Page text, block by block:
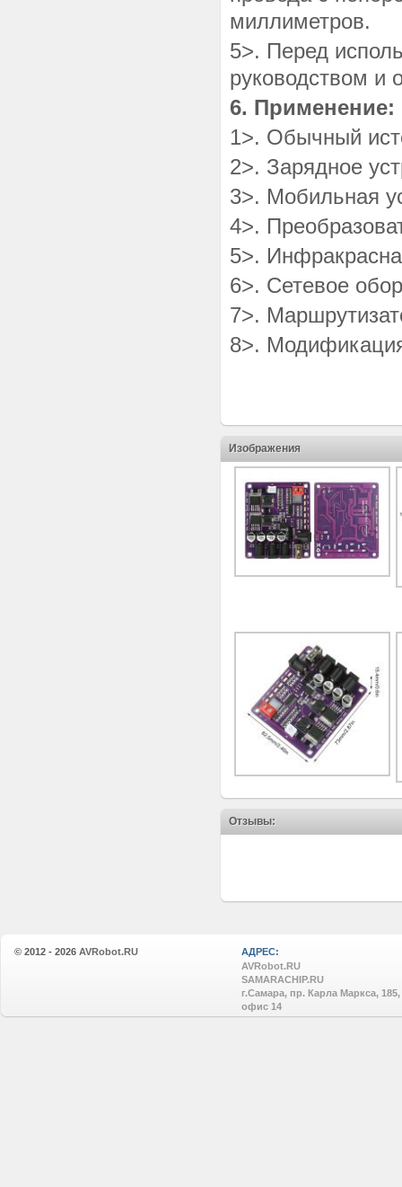
миллиметров.
5>. Перед
руководством и
6. Применение:
1>. Обычный
2>. Зарядное
3>. Мобильная
4>.
5>.
6>. Сетевое
7>.
8>.
Изображения
Отзывы:
© 2012 - 2026 AVRobot.RU
АДРЕС:
AVRobot.RU
SAMARACHIP.RU
г.Самара, пр. Карла Маркса, 185,
офис 14